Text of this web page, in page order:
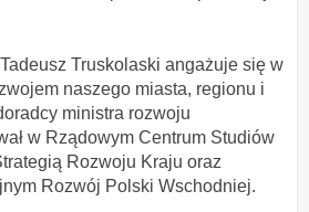
Truskolaski angażuje się w
naszego miasta, regionu i
ministra rozwoju
w Rządowym Centrum Studiów
Rozwoju Kraju oraz
Rozwój Polski Wschodniej.